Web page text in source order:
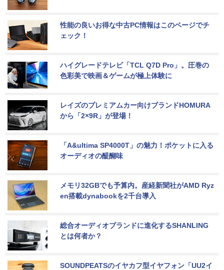
性能の良いお得な中古PC情報はこのページでチ
ェック！
ハイグレードテレビ「TCL Q7D Pro」。圧巻の
色彩美で映画＆ゲームが極上体験に
レイズのプレミアムカー向けブランドHOMURA
から「2×9R」が登場！
「A&ultima SP4000T」の魅力！ポケットに入る
オーディオの醍醐味
メモリ32GBでも予算内。産経新聞社がAMD Ryz
en搭載dynabookを2千台導入
総合オーディオブランドに進化するSHANLING
とは何者か？
SOUNDPEATSのイヤカフ型イヤフォン「UU2イ